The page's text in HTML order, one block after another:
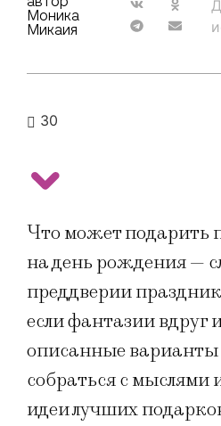
Моника
Микаия
30
Что может подарить
на день рождения —
преддверии
если фантазии вдруг
описанные варианты
собраться с мыслями
идеи лучших